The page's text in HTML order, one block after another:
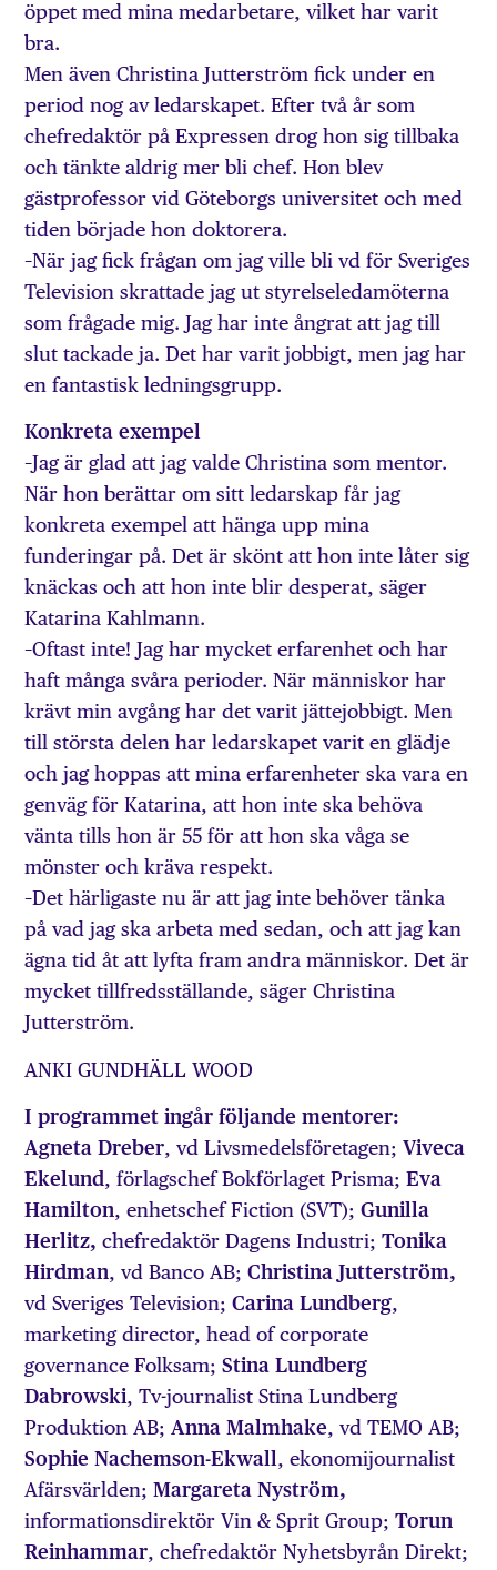
öppet med mina medarbetare, vilket har varit
bra.
Men även Christina Jutterström fick under en
period nog av ledarskapet. Efter två år som
chefredaktör på Expressen drog hon sig tillbaka
och tänkte aldrig mer bli chef. Hon blev
gästprofessor vid Göteborgs universitet och med
tiden började hon doktorera.
–När jag fick frågan om jag ville bli vd för Sveriges
Television skrattade jag ut styrelseledamöterna
som frågade mig. Jag har inte ångrat att jag till
slut tackade ja. Det har varit jobbigt, men jag har
en fantastisk ledningsgrupp.
Konkreta exempel
–Jag är glad att jag valde Christina som mentor.
När hon berättar om sitt ledarskap får jag
konkreta exempel att hänga upp mina
funderingar på. Det är skönt att hon inte låter sig
knäckas och att hon inte blir desperat, säger
Katarina Kahlmann.
–Oftast inte! Jag har mycket erfarenhet och har
haft många svåra perioder. När människor har
krävt min avgång har det varit jättejobbigt. Men
till största delen har ledarskapet varit en glädje
och jag hoppas att mina erfarenheter ska vara en
genväg för Katarina, att hon inte ska behöva
vänta tills hon är 55 för att hon ska våga se
mönster och kräva respekt.
–Det härligaste nu är att jag inte behöver tänka
på vad jag ska arbeta med sedan, och att jag kan
ägna tid åt att lyfta fram andra människor. Det är
mycket tillfredsställande, säger Christina
Jutterström.
ANKI GUNDHÄLL WOOD
I programmet ingår följande mentorer:
Agneta Dreber, vd Livsmedelsföretagen;Viveca
Ekelund, förlagschef Bokförlaget Prisma;Eva
Hamilton, enhetschef Fiction (SVT);Gunilla
Herlitz, chefredaktör Dagens Industri;Tonika
Hirdman, vd Banco AB;Christina Jutterström,
vd Sveriges Television;Carina Lundberg,
marketing director, head of corporate
governance Folksam;Stina Lundberg
Dabrowski, Tv-journalist Stina Lundberg
Produktion AB; Anna Malmhake, vd TEMO AB;
Sophie Nachemson-Ekwall , ekonomijournalist
Afärsvärlden;Margareta Nyström,
informationsdirektör Vin & Sprit Group;Torun
Reinhammar, chefredaktör Nyhetsbyrån Direkt;